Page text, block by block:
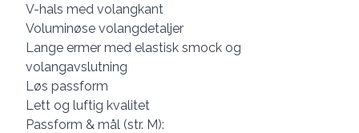
V-hals med volangkant
Voluminøse volangdetaljer
Lange ermer med elastisk smock og
volangavslutning
Løs passform
Lett og luftig kvalitet
Passform & mål (str. M):